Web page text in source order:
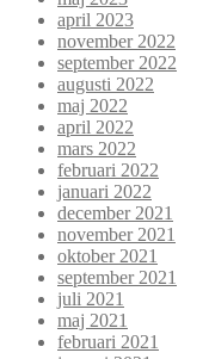
april 2023
november 2022
september 2022
augusti 2022
maj 2022
april 2022
mars 2022
februari 2022
januari 2022
december 2021
november 2021
oktober 2021
september 2021
juli 2021
maj 2021
februari 2021